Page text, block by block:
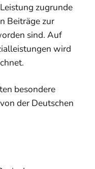
zugrunde
Beiträge zur
sind. Auf
wird
besondere
der Deutschen